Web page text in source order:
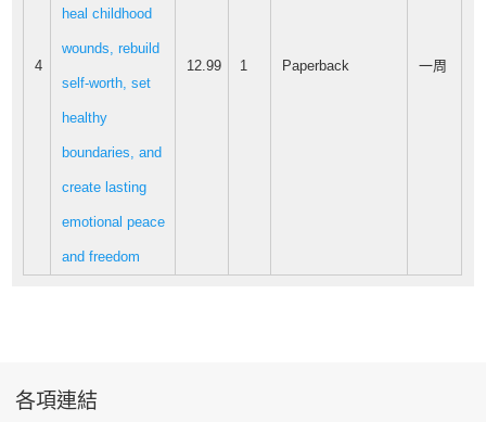
4
heal childhood
wounds, rebuild
self-worth, set
healthy
boundaries, and
create lasting
emotional peace
and freedom
12.99 1 Paperback 一周
各項連結